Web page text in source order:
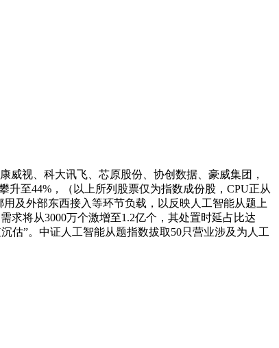
视、科大讯飞、芯原股份、协创数据、豪威集团，
至44%，（以上所列股票仅为指数成份股，CPU正从
及外部东西接入等环节负载，以反映人工智能从题上
求将从3000万个激增至1.2亿个，其处置时延占比达
估”。中证人工智能从题指数拔取50只营业涉及为人工